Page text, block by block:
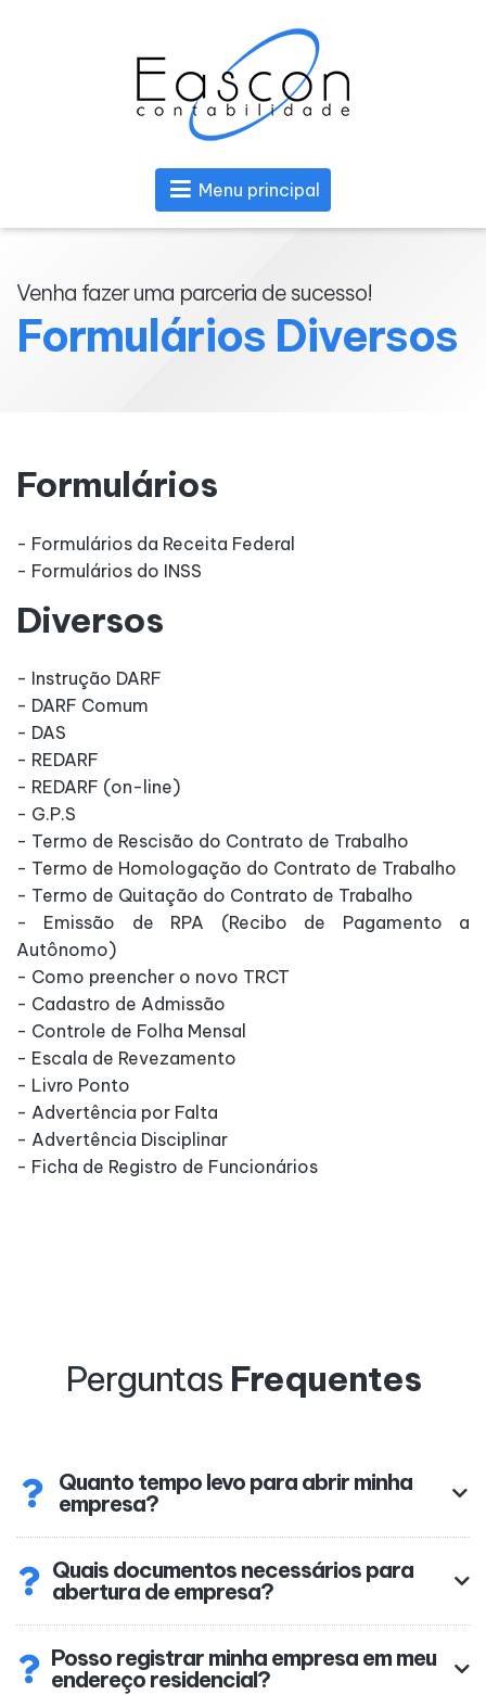
Menu principal
Venha fazer uma parceria de sucesso!
Formulários Diversos
Formulários
- Formulários da Receita Federal
- Formulários do INSS
Diversos
- Instrução DARF
- DARF Comum
- DAS
- REDARF
- REDARF (on-line)
- G.P.S
- Termo de Rescisão do Contrato de Trabalho
- Termo de Homologação do Contrato de Trabalho
- Termo de Quitação do Contrato de Trabalho
- Emissão de RPA (Recibo de Pagamento a
Autônomo)
- Como preencher o novo TRCT
- Cadastro de Admissão
- Controle de Folha Mensal
- Escala de Revezamento
- Livro Ponto
- Advertência por Falta
- Advertência Disciplinar
- Ficha de Registro de Funcionários
Perguntas Frequentes
Quanto tempo levo para abrir minha
empresa?
Quais documentos necessários para
abertura de empresa?
Posso registrar minha empresa em meu
endereço residencial?